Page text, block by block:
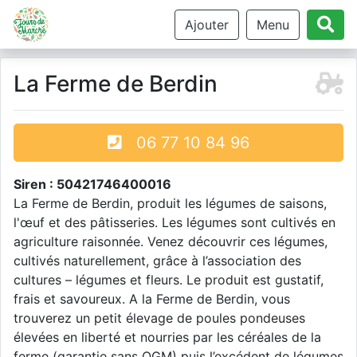
Ajouter Menu
La Ferme de Berdin
06 77 10 84 96
Siren : 50421746400016
La Ferme de Berdin, produit les légumes de saisons,
l'œuf et des pâtisseries. Les légumes sont cultivés en
agriculture raisonnée. Venez découvrir ces légumes,
cultivés naturellement, grâce à l’association des
cultures – légumes et fleurs. Le produit est gustatif,
frais et savoureux. A la Ferme de Berdin, vous
trouverez un petit élevage de poules pondeuses
élevées en liberté et nourries par les céréales de la